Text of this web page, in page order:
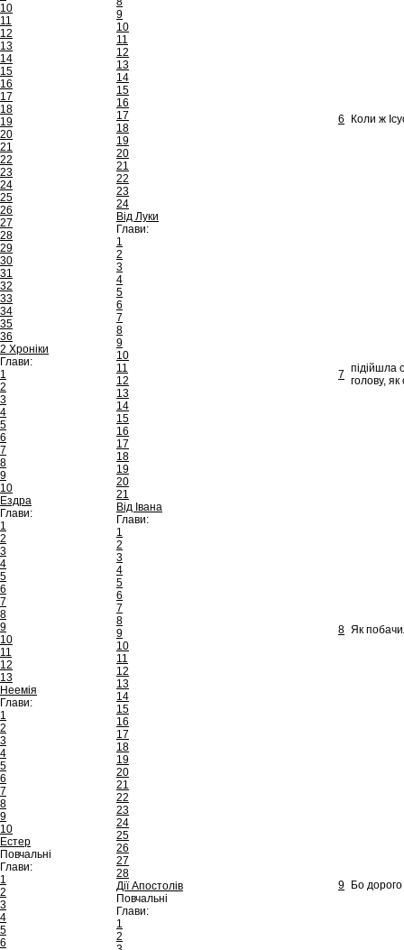
10
11
12
13
14
15
16
17
18
19
20
21
22
23
24
25
26
27
28
29
30
31
32
33
34
35
36
2 Хроніки
Глави:
1
2
3
4
5
6
7
8
9
10
Ездра
Глави:
1
2
3
4
5
6
7
8
9
10
11
12
13
Неемія
Глави:
1
2
3
4
5
6
7
8
9
10
Естер
Повчальні
Глави:
1
2
3
4
5
6
9
10
11
12
13
14
15
16
17
18
19
20
21
22
23
24
Від Луки
Глави:
1
2
3
4
5
6
7
8
9
10
11
12
13
14
15
16
17
18
19
20
21
Від Івана
Глави:
1
2
3
4
5
6
7
8
9
10
11
12
13
14
15
16
17
18
19
20
21
22
23
24
25
26
27
28
Дії Апостолів
Повчальні
Глави:
1
2
6 Коли ж
7 підійшла
голову, як
8 Як
9 Бо